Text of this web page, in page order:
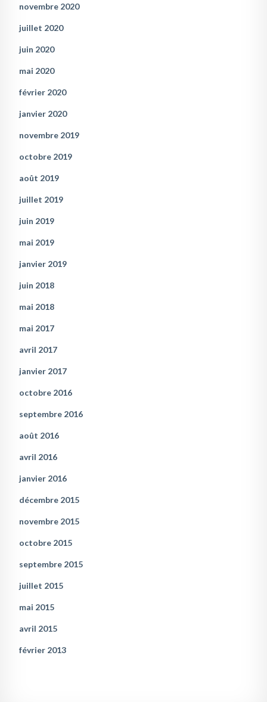
novembre 2020
juillet 2020
juin 2020
mai 2020
février 2020
janvier 2020
novembre 2019
octobre 2019
août 2019
juillet 2019
juin 2019
mai 2019
janvier 2019
juin 2018
mai 2018
mai 2017
avril 2017
janvier 2017
octobre 2016
septembre 2016
août 2016
avril 2016
janvier 2016
décembre 2015
novembre 2015
octobre 2015
septembre 2015
juillet 2015
mai 2015
avril 2015
février 2013